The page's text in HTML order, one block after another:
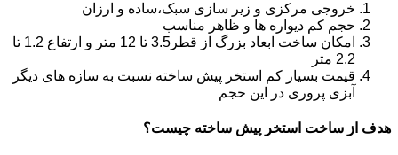
خروجی مرکزی و زیر سازی سبک،ساده و ارزان
حجم کم دیواره ها و ظاهر مناسب
امکان ساخت ابعاد بزرگ از قطر3.5 تا 12 متر و ارتفاع 1.2 تا
2.2 متر
قیمت بسیار کم استخر پیش ساخته نسبت به سازه های دیگر
آبزی پروری در این حجم
هدف از ساخت استخر پیش ساخته چیست؟